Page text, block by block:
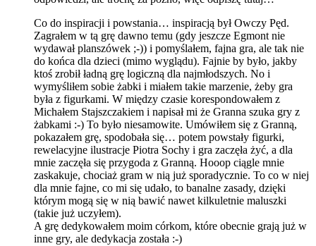
Co do inspiracji i powstania… inspiracją był Owczy Pęd.
Zagrałem w tą grę dawno temu (gdy jeszcze Egmont nie
wydawał planszówek ;-)) i pomyślałem, fajna gra, ale tak nie
do końca dla dzieci (mimo wyglądu). Fajnie by było, jakby
ktoś zrobił ładną grę logiczną dla najmłodszych. No i
wymyśliłem sobie żabki i miałem takie marzenie, żeby gra
była z figurkami. W między czasie korespondowałem z
Michałem Stajszczakiem i napisał mi że Granna szuka gry z
żabkami :-) To było niesamowite. Umówiłem się z Granną,
pokazałem grę, spodobała się… potem powstały figurki,
rewelacyjne ilustracje Piotra Sochy i gra zaczęła żyć, a dla
mnie zaczęła się przygoda z Granną. Hooop ciągle mnie
zaskakuje, chociaż gram w nią już sporadycznie. To co w niej
dla mnie fajne, co mi się udało, to banalne zasady, dzięki
którym mogą się w nią bawić nawet kilkuletnie maluszki
(takie już uczyłem).
A grę dedykowałem moim córkom, które obecnie grają już w
inne gry, ale dedykacja została :-)